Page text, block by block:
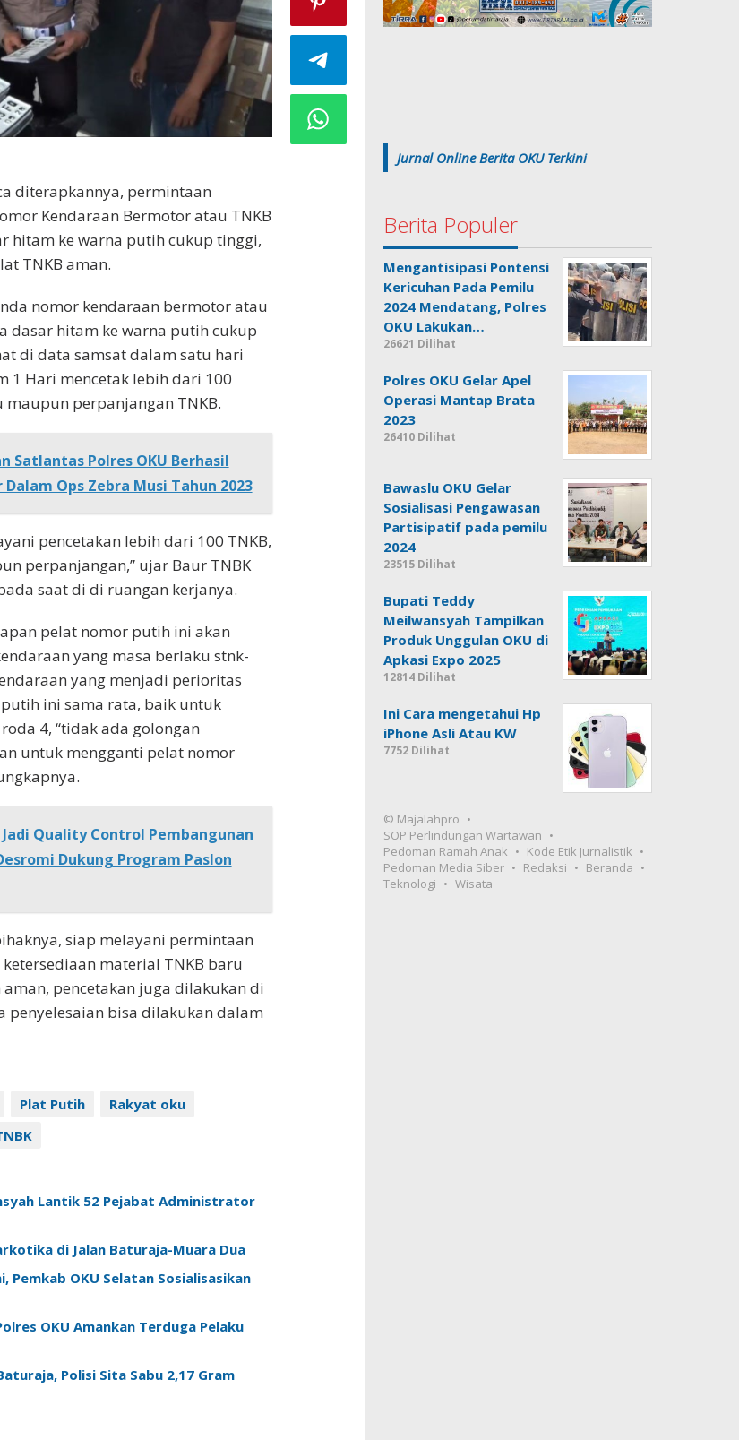
diterapkannya, permintaan
Kendaraan Bermotor atau TNKB
hitam ke warna putih cukup tinggi,
TNKB aman.
nomor kendaraan bermotor atau
dasar hitam ke warna putih cukup
di data samsat dalam satu hari
1 Hari mencetak lebih dari 100
maupun perpanjangan TNKB.
Satlantas Polres OKU Berhasil
Ops Zebra Musi Tahun 2023
pencetakan lebih dari 100 TNKB,
perpanjangan,” ujar Baur TNBK
saat di di ruangan kerjanya.
pelat nomor putih ini akan
yang masa berlaku stnk-
yang menjadi perioritas
ini sama rata, baik untuk
4, “tidak ada golongan
untuk mengganti pelat nomor
Jadi Quality Control Pembangunan
Dukung Program Paslon
siap melayani permintaan
material TNKB baru
pencetakan juga dilakukan di
penyelesaian bisa dilakukan dalam
Plat Putih
Rakyat oku
Lantik 52 Pejabat Administrator
di Jalan Baturaja-Muara Dua
Pemkab OKU Selatan Sosialisasikan
OKU Amankan Terduga Pelaku
Polisi Sita Sabu 2,17 Gram
Jurnal Online Berita OKU Terkini
Berita Populer
Mengantisipasi Pontensi
Kericuhan Pada Pemilu
2024 Mendatang, Polres
OKU Lakukan…
26621 Dilihat
Polres OKU Gelar Apel
Operasi Mantap Brata
2023
26410 Dilihat
Bawaslu OKU Gelar
Sosialisasi Pengawasan
Partisipatif pada pemilu
2024
23515 Dilihat
Bupati Teddy
Meilwansyah Tampilkan
Produk Unggulan OKU di
Apkasi Expo 2025
12814 Dilihat
Ini Cara mengetahui Hp
iPhone Asli Atau KW
7752 Dilihat
© Majalahpro
SOP Perlindungan Wartawan
Pedoman Ramah Anak
Kode Etik Jurnalistik
Pedoman Media Siber
Redaksi
Beranda
Teknologi
Wisata